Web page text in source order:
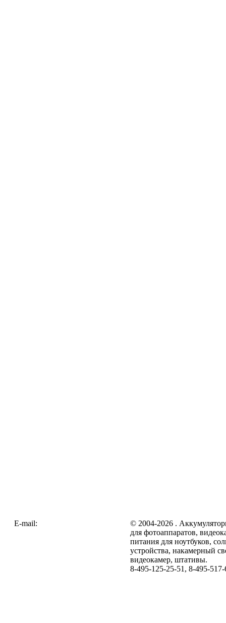
E-mail:
© 2004-2026 .
для фотоаппаратов,
питания для ноутбуков,
устройства, накамерный
видеокамер, штативы.
8-495-125-25-51, 8-495-